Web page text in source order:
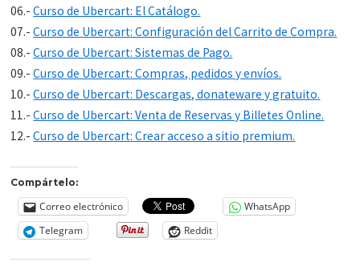
06.-Curso de Ubercart: El Catálogo.
07.-Curso de Ubercart: Configuración del Carrito de Compra.
08.-Curso de Ubercart: Sistemas de Pago.
09.-Curso de Ubercart: Compras, pedidos y envíos.
10.-Curso de Ubercart: Descargas, donateware y gratuito.
11.-Curso de Ubercart: Venta de Reservas y Billetes Online.
12.-Curso de Ubercart: Crear acceso a sitio premium.
Compártelo:
Correo electrónico
WhatsApp
Telegram
Reddit